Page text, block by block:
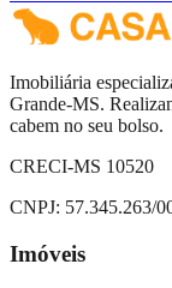
Imobiliária
Grande-MS.
cabem no seu bolso.
CRECI-MS 10520
CNPJ: 57.345.263/
Imóveis